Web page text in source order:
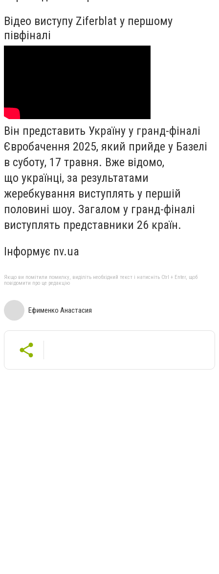
Відео виступу Ziferblat у першому
півфіналі
Він представить Україну у гранд-фіналі
Євробачення 2025, який прийде у Базелі
в суботу, 17 травня. Вже відомо,
що українці, за результатами
жеребкування виступлять у першій
половині шоу. Загалом у гранд-фіналі
виступлять представники 26 країн.
Інформує nv.ua
Якщо ви помітили помилку, виділіть необхідний текст і натисніть Ctrl + Enter, щоб
повідомити про це редакцію
Ефименко Анастасия